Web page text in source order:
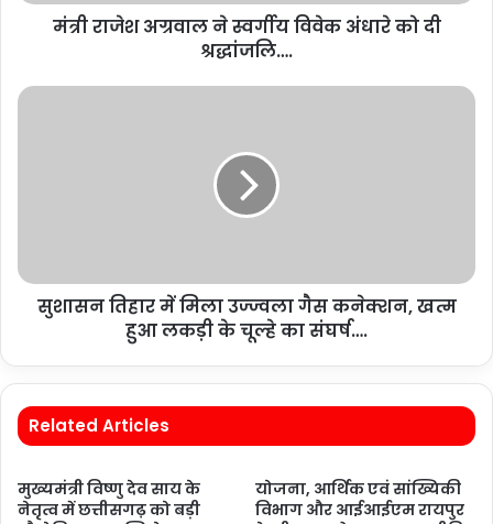
मंत्री राजेश अग्रवाल ने स्वर्गीय विवेक अंधारे को दी
श्रद्धांजलि….
सुशासन तिहार में मिला उज्ज्वला गैस कनेक्शन, खत्म
हुआ लकड़ी के चूल्हे का संघर्ष….
Related Articles
मुख्यमंत्री विष्णु देव साय के
नेतृत्व में छत्तीसगढ़ को बड़ी
योजना, आर्थिक एवं सांख्यिकी
विभाग और आईआईएम रायपुर